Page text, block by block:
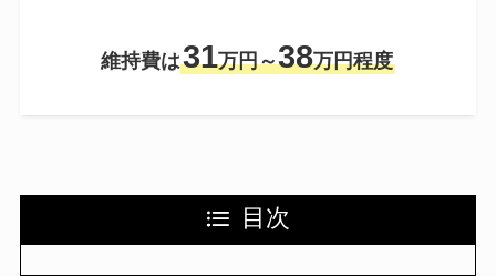
維持費は31万円～38万円程度
目次